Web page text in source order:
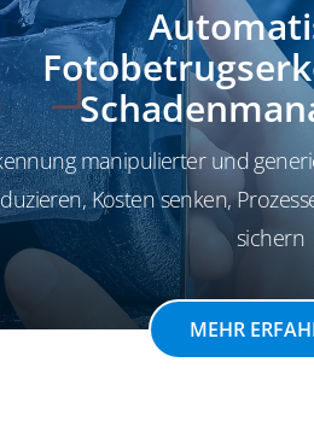
manipulierter und
Kosten senken,
sichern
MEHR